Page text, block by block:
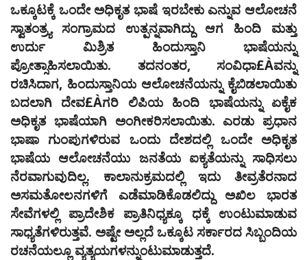
ಒಕ್ಕೂಟಕ್ಕೆ ಒಂದೇ ಅಧಿಕೃತ ಭಾಷೆ ಇರಬೇಕು ಎನ್ನುವ ಆಲೋಚನೆ
ಸ್ವಾತಂತ್ರ್ಯ ಸಂಗ್ರಾಮದ ಉತ್ಪನ್ನವಾಗಿದ್ದು ಆಗ ಹಿಂದಿ ಮತ್ತು
ಉರ್ದು ಮಿಶ್ರಿತ ಹಿಂದುಸ್ತಾನಿ ಭಾಷೆಯನ್ನು
ಪ್ರೋತ್ಸಾಹಿಸಲಾಯಿತು. ತದನಂತರ, ಸಂವಿಧಾ£Àವನ್ನು
ರಚಿಸಿದಾಗ, ಹಿಂದುಸ್ತಾನಿಯ ಆಲೋಚನೆಯನ್ನು ಕೈಬಿಡಲಾಯಿತು
ಬದಲಾಗಿ ದೇವ£Àಗರಿ ಲಿಪಿಯ ಹಿಂದಿ ಭಾಷೆಯನ್ನು ಏಕೈಕ
ಅಧಿಕೃತ ಭಾಷೆಯಾಗಿ ಅಂಗೀಕರಿಸಲಾಯಿತು. ಎರಡು ಪ್ರಧಾನ
ಭಾಷಾ ಗುಂಪುಗಳಿರುವ ಒಂದು ದೇಶದಲ್ಲಿ ಒಂದೇ ಅಧಿಕೃತ
ಭಾಷೆಯ ಆಲೋಚನೆಯು ಜನತೆಯ ಐಕ್ಯತೆಯನ್ನು ಸಾಧಿಸಲು
ನೆರವಾಗುವುದಿಲ್ಲ. ಕಾಲಾನುಕ್ರಮದಲ್ಲಿ ಇದು ತೀವ್ರತೆರನಾದ
ಅಸಮತೋಲನಗಳಿಗೆ ಎಡೆಮಾಡಿಕೊಡಲಿದ್ದು ಅಖಿಲ ಭಾರತ
ಸೇವೆಗಳಲ್ಲಿ ಪ್ರಾದೇಶಿಕ ಪ್ರಾತಿನಿಧ್ಯಕ್ಕೂ ಧಕ್ಕೆ ಉಂಟುಮಾಡುವ
ಸಾಧ್ಯತೆಗಳಿರುತ್ತವೆ. ಅಷ್ಟೇ ಅಲ್ಲದೆ ಒಕ್ಕೂಟ ಸರ್ಕಾರದ ಸಿಬ್ಬಂದಿಯ
ರಚನೆಯಲ್ಲೂ ವ್ಯತ್ಯಯಗಳನ್ನುಂಟುಮಾಡುತ್ತದೆ.